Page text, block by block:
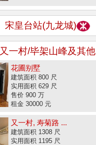
宋皇台站(九龙城)
又一村/毕架山峰及其他
花圃别墅
建筑面积 800 尺
实用面积 629 尺
售价 900 万
租金 30000 元
又一村, 寿菊路 ...
建筑面积 1308 尺
实用面积 1195 尺